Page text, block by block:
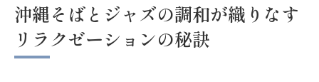
沖縄そばとジャズの調和が織りなす
リラクゼーションの秘訣